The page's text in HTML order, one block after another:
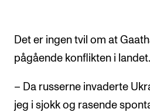
Det er ingen tvil om at
pågående konflikten i landet.
– Da russerne invaderte
jeg i sjokk og rasende